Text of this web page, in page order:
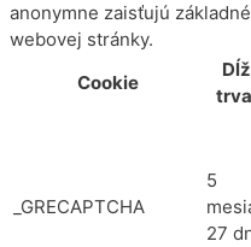
anonymne zaisťujú
webovej stránky.
Cookie
_GRECAPTCHA
5
27